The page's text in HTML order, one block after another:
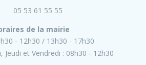
05 53 61 55 55
de la mairie
- 12h30
13h30 - 17h30
Jeudi et Vendredi : 08h30 - 12h30